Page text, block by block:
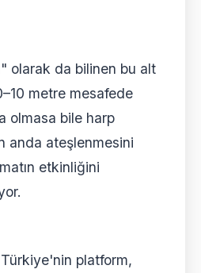
olarak da bilinen bu alt
metre mesafede
olmasa bile harp
anda ateşlenmesini
etkinliğini
platform,